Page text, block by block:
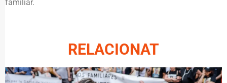
familiar.
RELACIONAT